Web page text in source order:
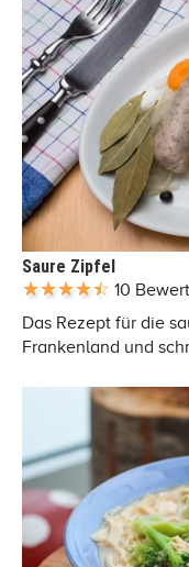
Saure Zipfel
10
Das Rezept für die
Frankenland und